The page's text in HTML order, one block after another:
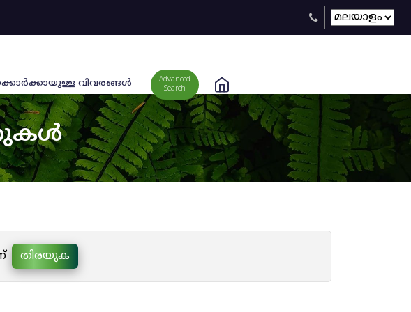
വിവരങ്ങള്‍
Advanced
Search
തിരയുക